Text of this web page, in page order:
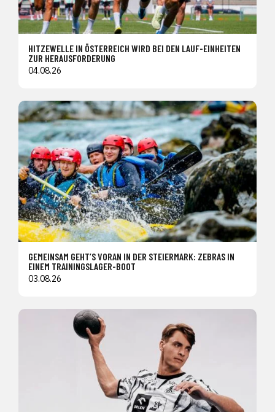
HITZEWELLE IN ÖSTERREICH WIRD BEI DEN LAUF-EINHEITEN
ZUR HERAUSFORDERUNG
04.08.26
GEMEINSAM GEHT’S VORAN IN DER STEIERMARK: ZEBRAS IN
EINEM TRAININGSLAGER-BOOT
03.08.26